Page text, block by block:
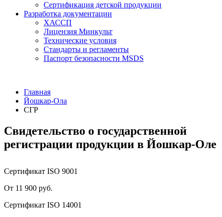
Сертификация детской продукции
Разработка документации
ХАССП
Лицензия Минкульт
Технические условия
Стандарты и регламенты
Паспорт безопасности MSDS
Главная
Йошкар-Ола
СГР
Свидетельство о государственной
регистрации продукции в Йошкар-Оле
Сертификат ISO 9001
От 11 900 руб.
Сертификат ISO 14001